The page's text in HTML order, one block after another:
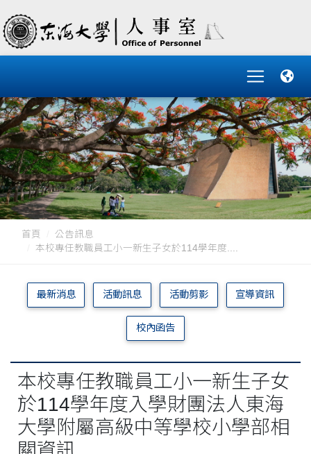
首頁
公告訊息
本校專任教職員工小一新生子女於114學年度....
最新消息 活動訊息 活動剪影 宣導資訊
校內函告
本校專任教職員工小一新生子女
於114學年度入學財團法人東海
大學附屬高級中等學校小學部相